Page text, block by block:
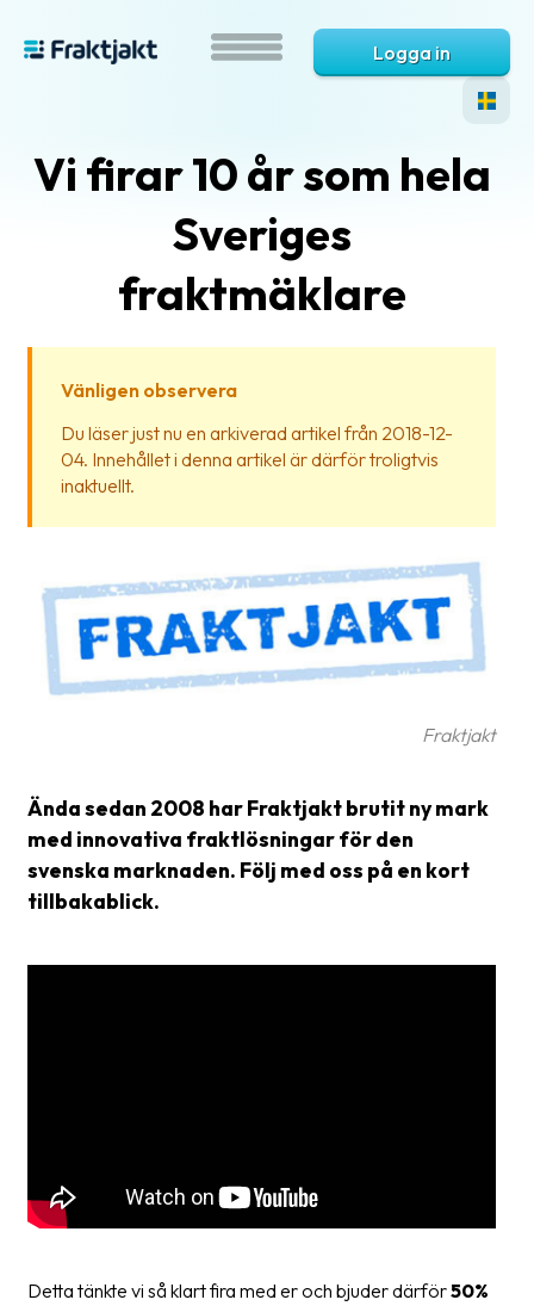
är
Hjälp?
svar
Ordlista
Paketering
Skrivarinställningar
Tulldeklarationer
Leveransvillkor
Om
företaget
Fraktjakt
Logga in
Vi firar 10 år som hela
Sveriges
fraktmäklare
Vänligen observera
Du läser just nu en arkiverad artikel från 2018-12-
04. Innehållet i denna artikel är därför troligtvis
inaktuellt.
Fraktjakt
Ända sedan 2008 har Fraktjakt brutit ny mark
med innovativa fraktlösningar för den
svenska marknaden. Följ med oss på en kort
tillbakablick.
Detta tänkte vi så klart fira med er och bjuder därför50%